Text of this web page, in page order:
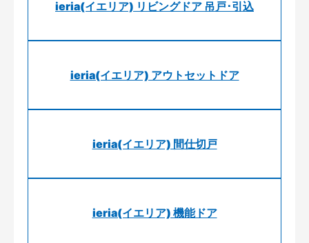
ieria(イエリア) リビングドア 吊戸･引込
ieria(イエリア) アウトセットドア
ieria(イエリア) 間仕切戸
ieria(イエリア) 機能ドア